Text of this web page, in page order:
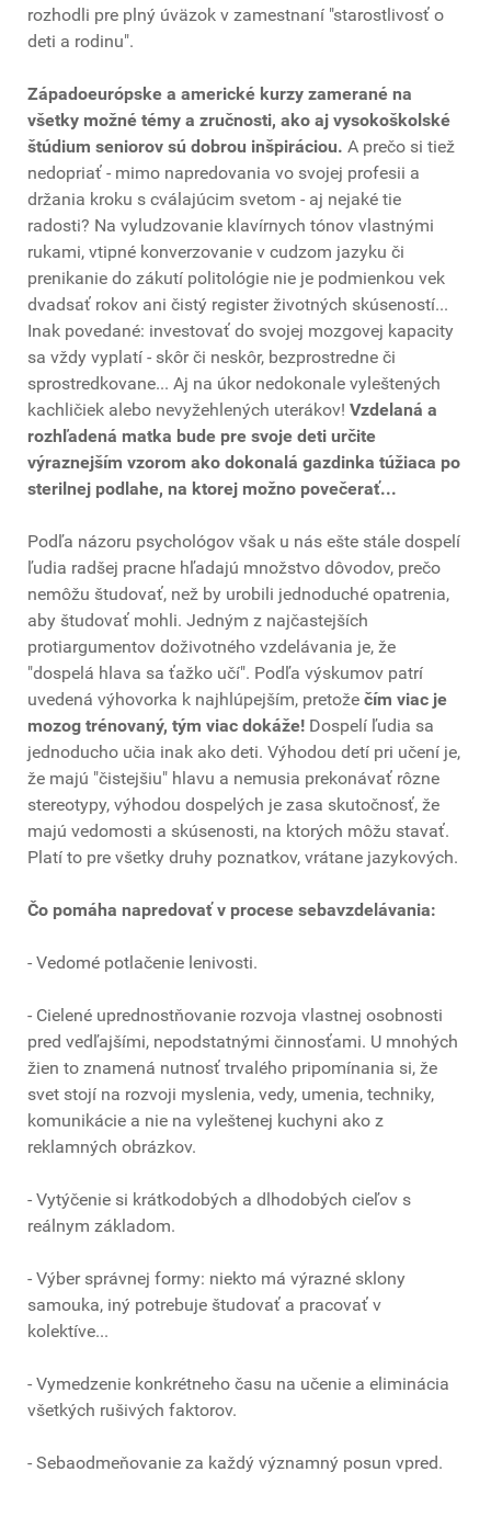
rozhodli pre plný úväzok v zamestnaní "starostlivosť o
deti a rodinu".
Západoeurópske a americké kurzy zamerané na
všetky možné témy a zručnosti, ako aj vysokoškolské
štúdium seniorov sú dobrou inšpiráciou. A prečo si tiež
nedopriať - mimo napredovania vo svojej profesii a
držania kroku s cválajúcim svetom - aj nejaké tie
radosti? Na vyludzovanie klavírnych tónov vlastnými
rukami, vtipné konverzovanie v cudzom jazyku či
prenikanie do zákutí politológie nie je podmienkou vek
dvadsať rokov ani čistý register životných skúseností...
Inak povedané: investovať do svojej mozgovej kapacity
sa vždy vyplatí - skôr či neskôr, bezprostredne či
sprostredkovane... Aj na úkor nedokonale vyleštených
kachličiek alebo nevyžehlených uterákov! Vzdelaná a
rozhľadená matka bude pre svoje deti určite
výraznejším vzorom ako dokonalá gazdinka túžiaca po
sterilnej podlahe, na ktorej možno povečerať...
Podľa názoru psychológov však u nás ešte stále dospelí
ľudia radšej pracne hľadajú množstvo dôvodov, prečo
nemôžu študovať, než by urobili jednoduché opatrenia,
aby študovať mohli. Jedným z najčastejších
protiargumentov doživotného vzdelávania je, že
"dospelá hlava sa ťažko učí". Podľa výskumov patrí
uvedená výhovorka k najhlúpejším, pretože čím viac je
mozog trénovaný, tým viac dokáže! Dospelí ľudia sa
jednoducho učia inak ako deti. Výhodou detí pri učení je,
že majú "čistejšiu" hlavu a nemusia prekonávať rôzne
stereotypy, výhodou dospelých je zasa skutočnosť, že
majú vedomosti a skúsenosti, na ktorých môžu stavať.
Platí to pre všetky druhy poznatkov, vrátane jazykových.
Čo pomáha napredovať v procese sebavzdelávania:
- Vedomé potlačenie lenivosti.
- Cielené uprednostňovanie rozvoja vlastnej osobnosti
pred vedľajšími, nepodstatnými činnosťami. U mnohých
žien to znamená nutnosť trvalého pripomínania si, že
svet stojí na rozvoji myslenia, vedy, umenia, techniky,
komunikácie a nie na vyleštenej kuchyni ako z
reklamných obrázkov.
- Vytýčenie si krátkodobých a dlhodobých cieľov s
reálnym základom.
- Výber správnej formy: niekto má výrazné sklony
samouka, iný potrebuje študovať a pracovať v
kolektíve...
- Vymedzenie konkrétneho času na učenie a eliminácia
všetkých rušivých faktorov.
- Sebaodmeňovanie za každý významný posun vpred.